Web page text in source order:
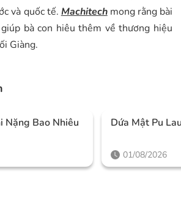
và quốc tế. Machitechmong rằng bài
bà con hiêu thêm về thương hiệu
Giàng.
Nặng Bao Nhiêu
Dứa Mật Pu
01/08/2026